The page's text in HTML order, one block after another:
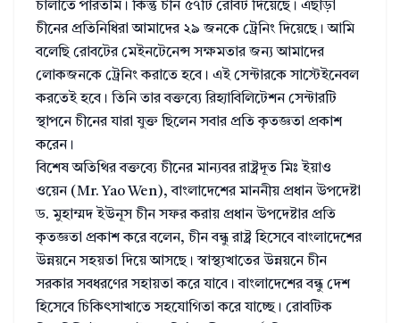
চালাতে পারতাম। কিন্তু চীন ৫৭টি রোবট দিয়েছে। এছাড়া
চীনের প্রতিনিধিরা আমাদের ২৯ জনকে ট্রেনিং দিয়েছে। আমি
বলেছি রোবটের মেইনটেনেন্স সক্ষমতার জন্য আমাদের
লোকজনকে ট্রেনিং করাতে হবে। এই সেন্টারকে সাস্টেইনেবল
করতেই হবে। তিনি তার বক্তব্যে রিহ্যাবিলিটেশন সেন্টারটি
স্থাপনে চীনের যারা যুক্ত ছিলেন সবার প্রতি কৃতজ্ঞতা প্রকাশ
করেন।
বিশেষ অতিথির বক্তব্যে চীনের মান্যবর রাষ্ট্রদূত মিঃ ইয়াও
ওয়েন (Mr. Yao Wen), বাংলাদেশের মাননীয় প্রধান উপদেষ্টা
ড. মুহাম্মদ ইউনূস চীন সফর করায় প্রধান উপদেষ্টার প্রতি
কৃতজ্ঞতা প্রকাশ করে বলেন, চীন বন্ধু রাষ্ট্র হিসেবে বাংলাদেশের
উন্নয়নে সহয়তা দিয়ে আসছে। স্বাস্থ্যখাতের উন্নয়নে চীন
সরকার সবধরণের সহায়তা করে যাবে। বাংলাদেশের বন্ধু দেশ
হিসেবে চিকিৎসাখাতে সহযোগিতা করে যাচ্ছে। রোবটিক